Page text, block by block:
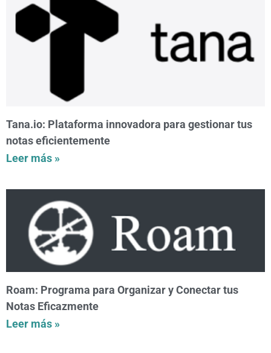
Tana.io: Plataforma innovadora para gestionar tus
notas eficientemente
Leer más »
Roam: Programa para Organizar y Conectar tus
Notas Eficazmente
Leer más »